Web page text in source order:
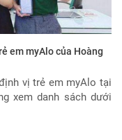
em myAlo của Hoàng
vị trẻ em myAlo tại
xem danh sách dưới